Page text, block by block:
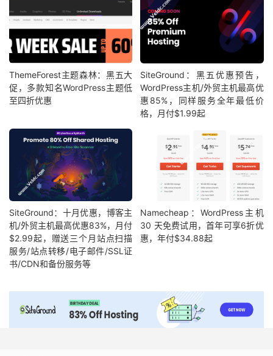
ThemeForest主题森林：黑五大
促，多款知名WordPress主题低
至四折优惠
SiteGround：黑五优惠预告，
WordPress主机/外贸主机最高优
惠85%，同样服务全年最低价
格，月付$1.99起
SiteGround：十月优惠，博客主
机/外贸主机最高优惠83%，月付
$2.99起，赠送三个月站点扫描
服务/站点转移/电子邮件/SSL证
书/CDN和备份服务等
Namecheap：WordPress主机
30 天免费试用，首年可享6折优
惠，年付$34.88起